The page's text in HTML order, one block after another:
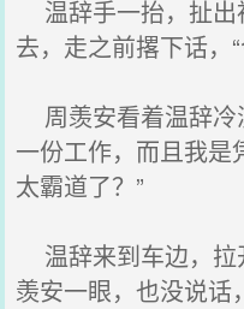
温辞手一抬，扯出
去，走之前撂下话，
周羡安看着温辞冷
一份工作，而且我是
太霸道了？”
温辞来到车边，拉
羡安一眼，也没说话